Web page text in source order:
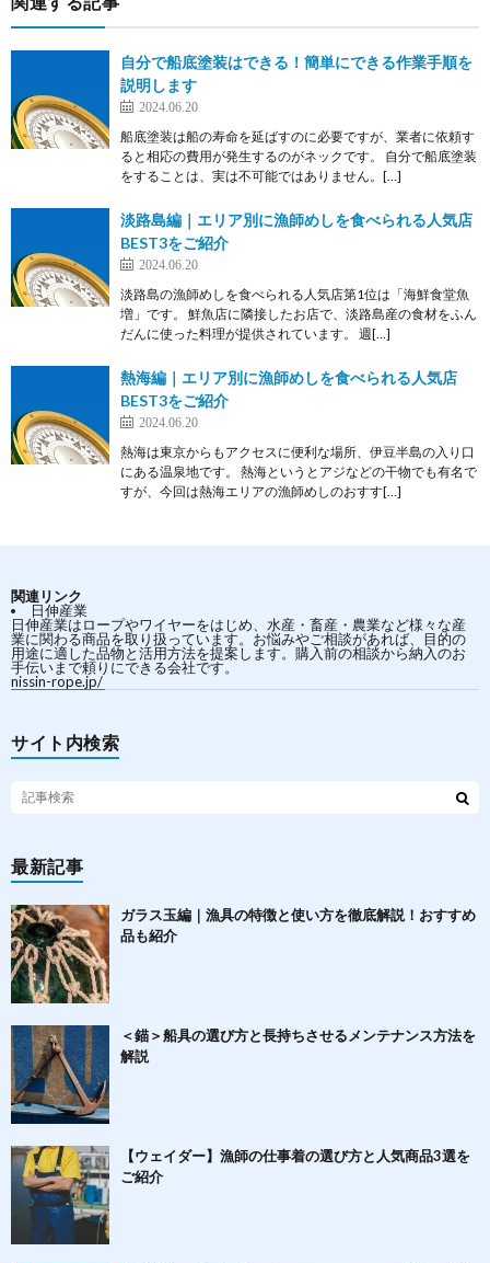
自分で船底塗装はできる！簡単にできる作業手順を
説明します
2024.06.20
船底塗装は船の寿命を延ばすのに必要ですが、業者に依頼す
ると相応の費用が発生するのがネックです。 自分で船底塗装
をすることは、実は不可能ではありません。[…]
淡路島編｜エリア別に漁師めしを食べられる人気店
BEST3をご紹介
2024.06.20
淡路島の漁師めしを食べられる人気店第1位は「海鮮食堂魚
増」です。 鮮魚店に隣接したお店で、淡路島産の食材をふん
だんに使った料理が提供されています。 週[…]
熱海編｜エリア別に漁師めしを食べられる人気店
BEST3をご紹介
2024.06.20
熱海は東京からもアクセスに便利な場所、伊豆半島の入り口
にある温泉地です。 熱海というとアジなどの干物でも有名で
すが、今回は熱海エリアの漁師めしのおすす[…]
関連リンク
日伸産業
日伸産業はロープやワイヤーをはじめ、水産・畜産・農業など様々な産
業に関わる商品を取り扱っています。お悩みやご相談があれば、目的の
用途に適した品物と活用方法を提案します。購入前の相談から納入のお
手伝いまで頼りにできる会社です。
nissin-rope.jp/
サイト内検索
最新記事
ガラス玉編｜漁具の特徴と使い方を徹底解説！おすすめ
品も紹介
＜錨＞船具の選び方と長持ちさせるメンテナンス方法を
解説
【ウェイダー】漁師の仕事着の選び方と人気商品3選を
ご紹介